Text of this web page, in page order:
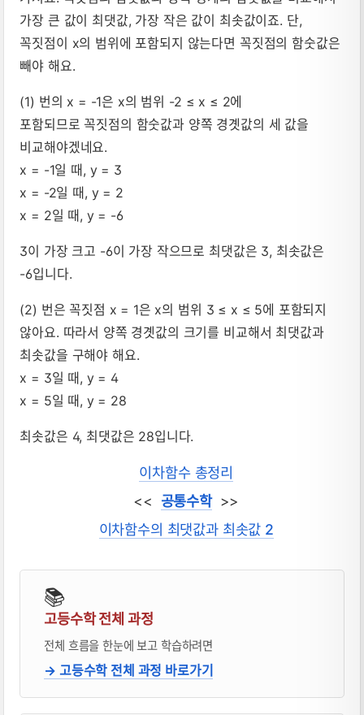
가장 큰 값이 최댓값, 가장 작은 값이 최솟값이죠. 단,
꼭짓점이 x의 범위에 포함되지 않는다면 꼭짓점의 함숫값은
빼야 해요.
(1) 번의 x = -1은 x의 범위 -2 ≤ x ≤ 2에
포함되므로 꼭짓점의 함숫값과 양쪽 경곗값의 세 값을
비교해야겠네요.
x = -1일 때, y = 3
x = -2일 때, y = 2
x = 2일 때, y = -6
3이 가장 크고 -6이 가장 작으므로 최댓값은 3, 최솟값은
-6입니다.
(2) 번은 꼭짓점 x = 1은 x의 범위 3 ≤ x ≤ 5에 포함되지
않아요. 따라서 양쪽 경곗값의 크기를 비교해서 최댓값과
최솟값을 구해야 해요.
x = 3일 때, y = 4
x = 5일 때, y = 28
최솟값은 4, 최댓값은 28입니다.
이차함수 총정리
<< 공통수학>>
이차함수의 최댓값과 최솟값 2
📚
고등수학 전체 과정
전체 흐름을 한눈에 보고 학습하려면
→ 고등수학 전체 과정 바로가기